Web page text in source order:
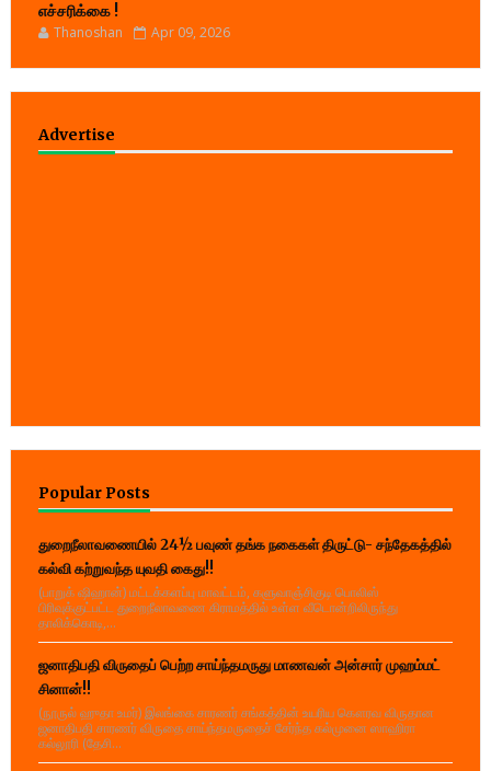
எச்சரிக்கை !
Thanoshan Apr 09, 2026
Advertise
Popular Posts
துறைநீலாவணையில் 24½ பவுண் தங்க நகைகள் திருட்டு- சந்தேகத்தில்
கல்வி கற்றுவந்த யுவதி கைது!!
(பாறுக் ஷிஹான்) மட்டக்களப்பு மாவட்டம், களுவாஞ்சிகுடி பொலிஸ்
பிரிவுக்குட்பட்ட துறைநீலாவணை கிராமத்தில் உள்ள வீடொன்றிலிருந்து
தாலிக்கொடி,...
ஜனாதிபதி விருதைப் பெற்ற சாய்ந்தமருது மாணவன் அன்சார் முஹம்மட்
சினான்!!
(நூருல் ஹுதா உமர்) இலங்கை சாரணர் சங்கத்தின் உயரிய கௌரவ விருதான
ஜனாதிபதி சாரணர் விருதை சாய்ந்தமருதைச் சேர்ந்த கல்முனை ஸாஹிரா
கல்லூரி (தேசி...